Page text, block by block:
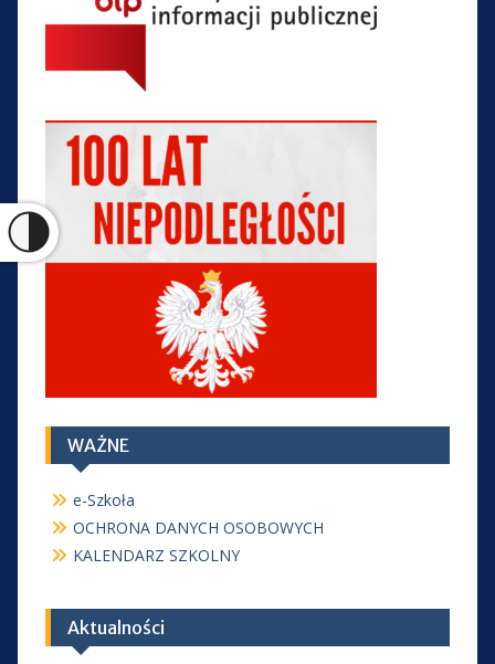
WAŻNE
e-Szkoła
OCHRONA DANYCH OSOBOWYCH
KALENDARZ SZKOLNY
Aktualności